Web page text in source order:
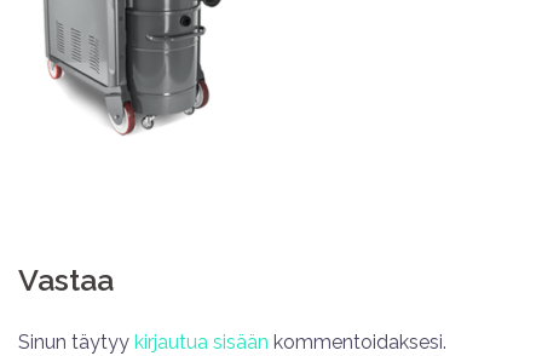
Vastaa
Sinun täytyy kirjautua sisään kommentoidaksesi.